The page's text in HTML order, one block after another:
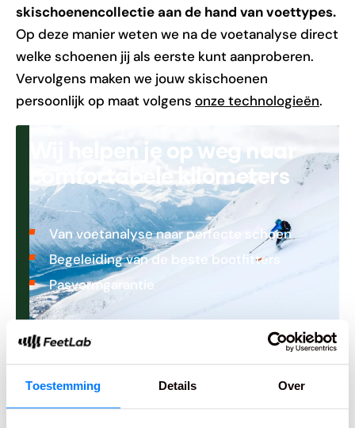
Toestemming Details Over
skischoenencollectie aan de hand van voettypes.
Op deze manier weten we na de voetanalyse direct
welke schoenen jij als eerste kunt aanproberen.
Vervolgens maken we jouw skischoenen
persoonlijk op maat volgens onze technologieën.
Wij helpen je op weg naar
comfortabele kilometers
Van voetanalyse naar perfecte schoen
Begeleiding van de beste bootfitters
Pasvormgarantie